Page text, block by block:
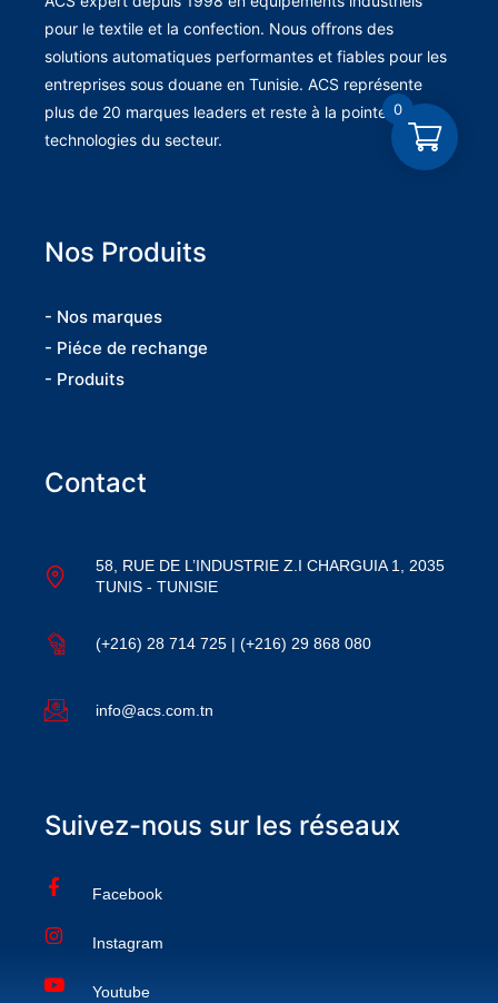
pour le textile et la confection. Nous offrons des
solutions automatiques performantes et fiables pour les
entreprises sous douane en Tunisie. ACS représente
plus de 20 marques leaders et reste à la pointe des
technologies du secteur.
Nos Produits
- Nos marques
- Piéce de rechange
- Produits
Contact
58, RUE DE L’INDUSTRIE Z.I CHARGUIA 1, 2035
TUNIS - TUNISIE
(+216) 28 714 725 | (+216) 29 868 080
info@acs.com.tn
Suivez-nous sur les réseaux
Facebook
Instagram
Youtube
0